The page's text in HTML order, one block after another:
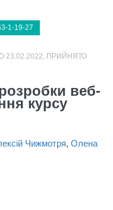
1-19-27
23.02.2022, ПРИЙНЯТО
веб-
курсу
Чижмотря, Олена